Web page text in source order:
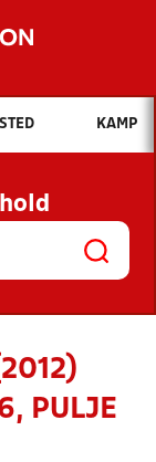
du søge efter?
NYHEDER
OG
KAMP
PULJE